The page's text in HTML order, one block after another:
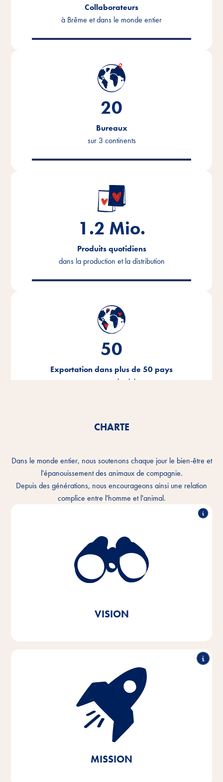
Collaborateurs
à Brême et dans le monde entier
20
Bureaux
sur 3 continents
1.2 Mio.
Produits quotidiens
dans la production et la distribution
50
Exportation dans plus de 50 pays
tout autour du globe
CHARTE
Dans le monde entier, nous soutenons chaque jour le bien-être et
l'épanouissement des animaux de compagnie.
Depuis des générations, nous encourageons ainsi une relation
complice entre l'homme et l'animal.
VISION
l'animal et nous voulons améliorer chaque jour la
cohabitation. Dans chaque foyer pour animaux et
partout dans le monde.
Vitakraft. Par amour.
MISSION
Avec passion et empathie pour les besoins des
animaux de compagnie et de leurs propriétaires,
nous développons, produisons et distribuons des
produits innovants, de haute qualité et adaptés aux
besoins. En agissant de manière durable, nous
apportons notre contribution à la préservation des